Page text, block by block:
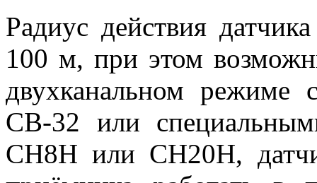
Радиус действия
100 м, при этом
двухканальном режиме
CB-32 или
CH8H или CH20H,